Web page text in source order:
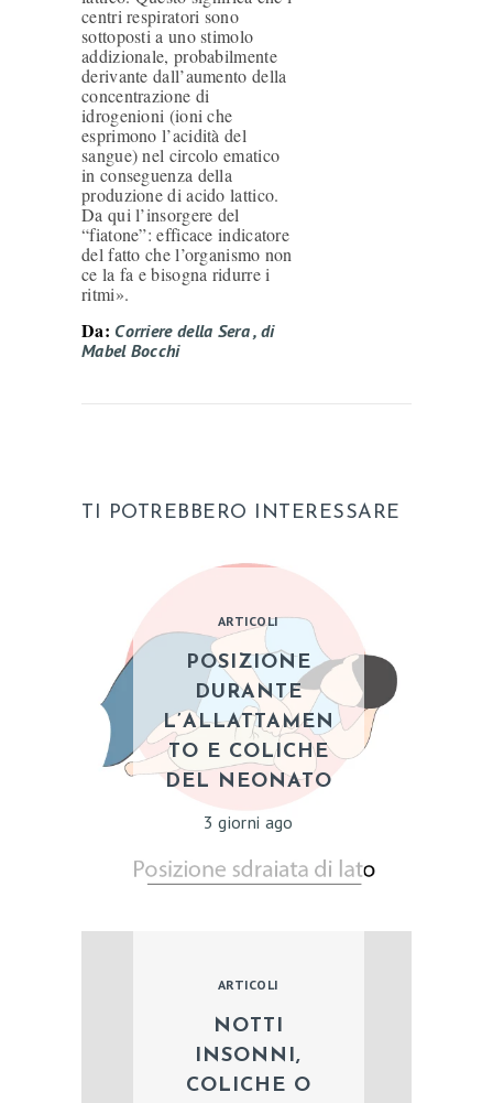
centri respiratori sono
sottoposti a uno stimolo
addizionale, probabilmente
derivante dall’aumento della
concentrazione di
idrogenioni (ioni che
esprimono l’acidità del
sangue) nel circolo ematico
in conseguenza della
produzione di acido lattico.
Da qui l’insorgere del
“fiatone”: efficace indicatore
del fatto che l’organismo non
ce la fa e bisogna ridurre i
ritmi».
Da: Corriere della Sera , di
Mabel Bocchi
TI POTREBBERO INTERESSARE
ARTICOLI
POSIZIONE
DURANTE
L’ALLATTAMEN
TO E COLICHE
DEL NEONATO
3 giorni ago
ARTICOLI
NOTTI
INSONNI,
COLICHE O